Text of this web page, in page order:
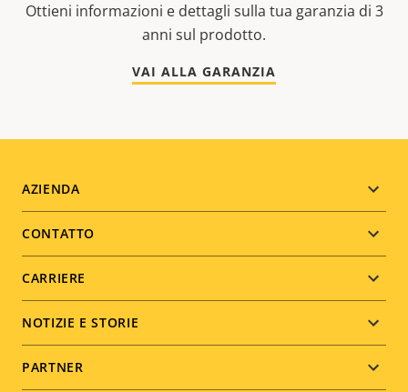
Ottieni informazioni e dettagli sulla tua garanzia di 3
anni sul prodotto.
VAI ALLA GARANZIA
Footer
menu
AZIENDA
CONTATTO
CARRIERE
NOTIZIE E STORIE
PARTNER